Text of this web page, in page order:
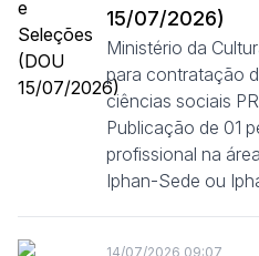
15/07/2026)
Ministério da
para contratação
ciências sociais
Publicação de 01
profissional na
Iphan-Sede ou
14/07/2026 09:07